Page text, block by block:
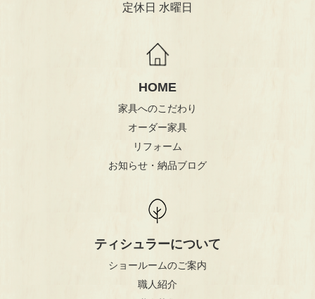
定休日 水曜日
HOME
家具へのこだわり
オーダー家具
リフォーム
お知らせ・納品ブログ
ティシュラーについて
ショールームのご案内
職人紹介